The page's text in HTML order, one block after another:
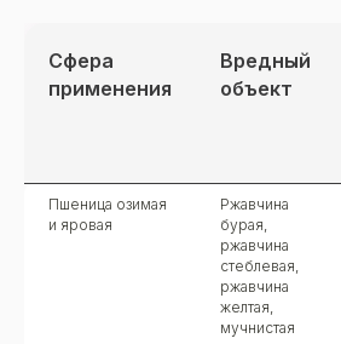
Сфера
применения
Вредный
объект
Пшеница озимая
и яровая
Ржавчина
бурая,
ржавчина
стеблевая,
ржавчина
желтая,
мучнистая